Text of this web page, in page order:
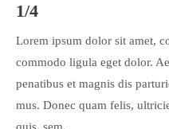
1/4
Lorem ipsum dolor sit amet,
commodo ligula eget dolor.
penatibus et magnis dis
mus. Donec quam felis,